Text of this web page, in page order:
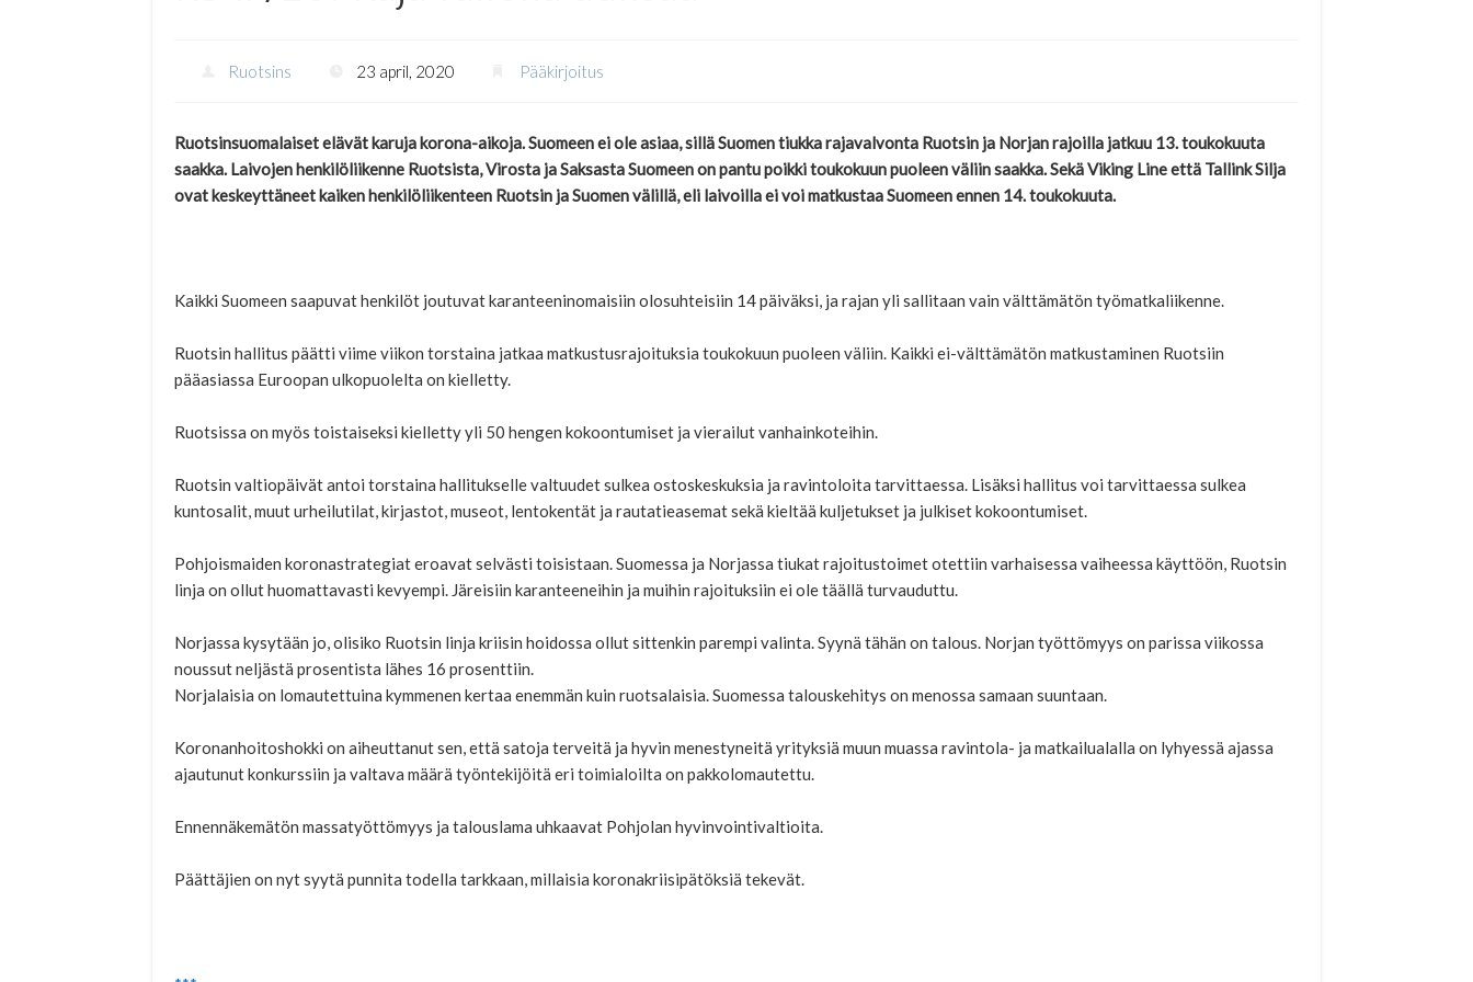
Ruotsins 23 april, 2020 Pääkirjoitus
Ruotsinsuomalaiset elävät karuja korona-aikoja. Suomeen ei ole asiaa, sillä Suomen tiukka rajavalvonta Ruotsin ja Norjan rajoilla jatkuu 13. toukokuuta
saakka. Laivojen henkilöliikenne Ruotsista, Virosta ja Saksasta Suomeen on pantu poikki toukokuun puoleen väliin saakka. Sekä Viking Line että Tallink Silja
ovat keskeyttäneet kaiken henkilöliikenteen Ruotsin ja Suomen välillä, eli laivoilla ei voi matkustaa Suomeen ennen 14. toukokuuta.
Kaikki Suomeen saapuvat henkilöt joutuvat karanteeninomaisiin olosuhteisiin 14 päiväksi, ja rajan yli sallitaan vain välttämätön työmatkaliikenne.
Ruotsin hallitus päätti viime viikon torstaina jatkaa matkustusrajoituksia toukokuun puoleen väliin. Kaikki ei-välttämätön matkustaminen Ruotsiin
pääasiassa Euroopan ulkopuolelta on kielletty.
Ruotsissa on myös toistaiseksi kielletty yli 50 hengen kokoontumiset ja vierailut vanhainkoteihin.
Ruotsin valtiopäivät antoi torstaina hallitukselle valtuudet sulkea ostoskeskuksia ja ravintoloita tarvittaessa. Lisäksi hallitus voi tarvittaessa sulkea
kuntosalit, muut urheilutilat, kirjastot, museot, lentokentät ja rautatieasemat sekä kieltää kuljetukset ja julkiset kokoontumiset.
Pohjoismaiden koronastrategiat eroavat selvästi toisistaan. Suomessa ja Norjassa tiukat rajoitustoimet otettiin varhaisessa vaiheessa käyttöön, Ruotsin
linja on ollut huomattavasti kevyempi. Järeisiin karanteeneihin ja muihin rajoituksiin ei ole täällä turvauduttu.
Norjassa kysytään jo, olisiko Ruotsin linja kriisin hoidossa ollut sittenkin parempi valinta. Syynä tähän on talous. Norjan työttömyys on parissa viikossa
noussut neljästä prosentista lähes 16 prosenttiin.
Norjalaisia on lomautettuina kymmenen kertaa enemmän kuin ruotsalaisia. Suomessa talouskehitys on menossa samaan suuntaan.
Koronanhoitoshokki on aiheuttanut sen, että satoja terveitä ja hyvin menestyneitä yrityksiä muun muassa ravintola- ja matkailualalla on lyhyessä ajassa
ajautunut konkurssiin ja valtava määrä työntekijöitä eri toimialoilta on pakkolomautettu.
Ennennäkemätön massatyöttömyys ja talouslama uhkaavat Pohjolan hyvinvointivaltioita.
Päättäjien on nyt syytä punnita todella tarkkaan, millaisia koronakriisipätöksiä tekevät.